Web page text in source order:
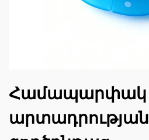
Համապարփակ
արտադրության